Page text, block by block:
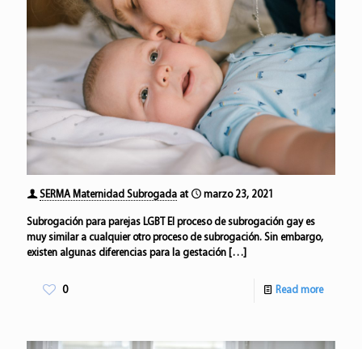
SERMA Maternidad Subrogada at marzo 23, 2021
Subrogación para parejas LGBT El proceso de subrogación gay es
muy similar a cualquier otro proceso de subrogación. Sin embargo,
existen algunas diferencias para la gestación […]
0 Read more